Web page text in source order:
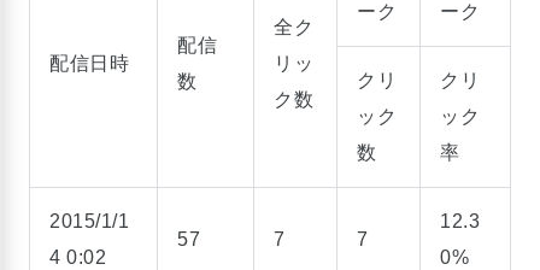
配信日時
配信
数
全ク
リッ
ク数
ーク
ーク
クリ
ック
数
クリ
ック
率
2015/1/1
4 0:02
57 7 7
12.3
0%